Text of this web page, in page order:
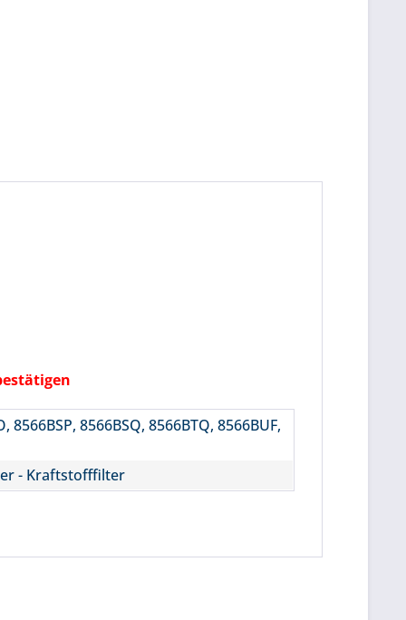
8566BSP, 8566BSQ, 8566BTQ, 8566BUF,
- Kraftstofffilter